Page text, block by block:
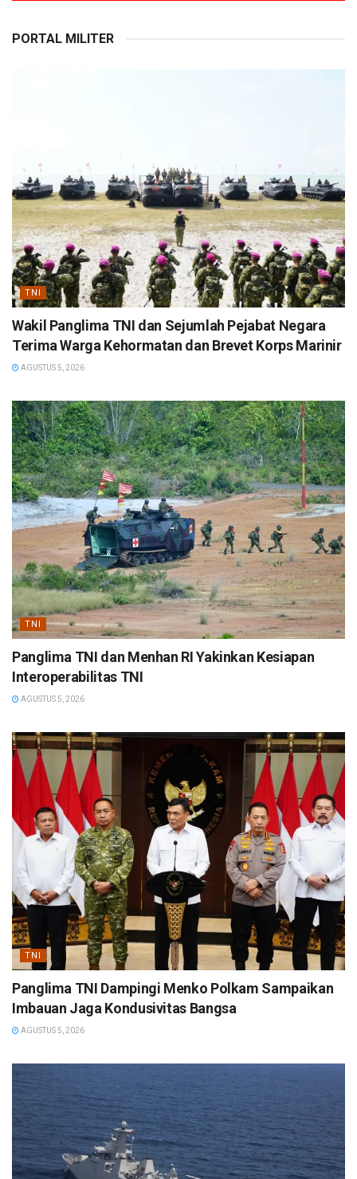
PORTAL MILITER
TNI
Wakil Panglima TNI dan Sejumlah Pejabat Negara
Terima Warga Kehormatan dan Brevet Korps Marinir
AGUSTUS 5, 2026
TNI
Panglima TNI dan Menhan RI Yakinkan Kesiapan
Interoperabilitas TNI
AGUSTUS 5, 2026
TNI
Panglima TNI Dampingi Menko Polkam Sampaikan
Imbauan Jaga Kondusivitas Bangsa
AGUSTUS 5, 2026